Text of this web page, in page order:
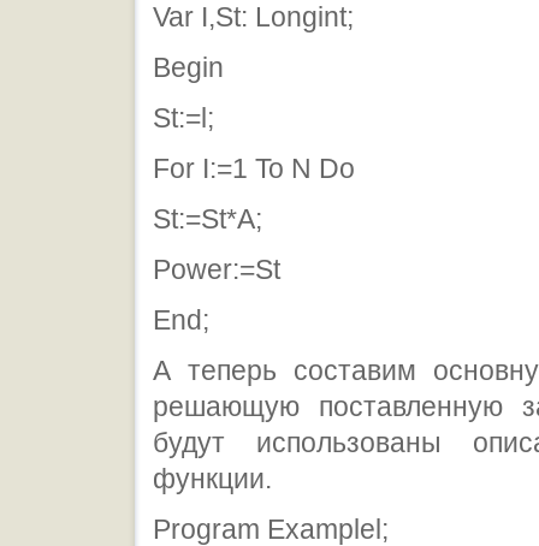
Var I,St: Longint;
Begin
St:=l;
For I:=1 To N Do
St:=St*A;
Power:=St
End;
А теперь составим
решающую поставленную
будут использованы
функции.
Program Examplel;